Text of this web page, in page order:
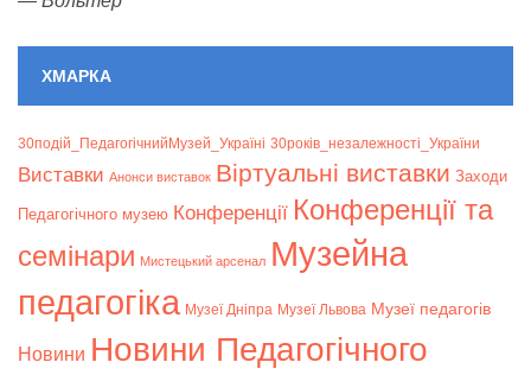
ХМАРКА
30подій_ПедагогічнийМузей_Україні 30років_незалежності_України
Bиставки Анонси виставок Віртуальні виставки Заходи
Педагогічного музею Конференції Конференції та
семінари Мистецький арсенал Музейна
педагогіка Музеї Дніпра Музеї Львова Музеї педагогів
Новини Новини Педагогічного